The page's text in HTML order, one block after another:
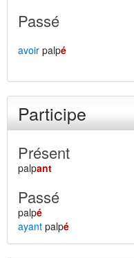
Passé
avoir palpé
Participe
Présent
palpant
Passé
palpé
ayant palpé